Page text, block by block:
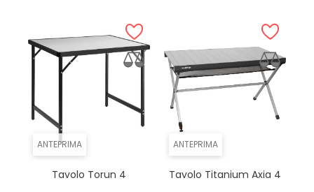
ANTEPRIMA
Tavolo Torun 4
ANTEPRIMA
Tavolo Titanium Axia 4